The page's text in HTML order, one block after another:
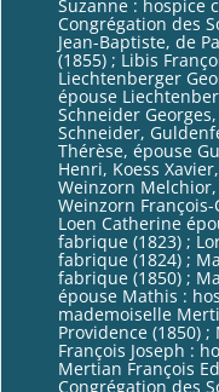
Suzanne : hospice
Congrégation des
Jean-Baptiste, de
(1855) ; Libis
Liechtenberger
épouse
Schneider
Schneider,
Thérèse, épouse
Henri, Koess
Weinzorn
Weinzorn François-
Loen Catherine
fabrique (1823) ;
fabrique (1824) ;
fabrique (1850) ;
épouse Mathis :
mademoiselle
Providence (1850)
François Joseph :
Mertian François
Congrégation des